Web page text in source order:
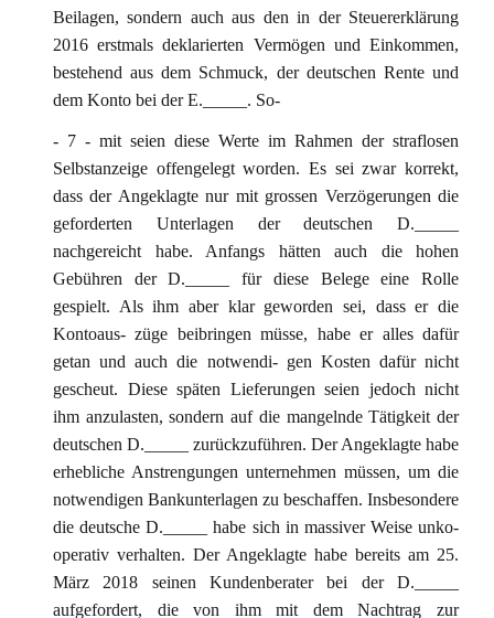
Beilagen, sondern auch aus den in der Steuererklärung
2016 erstmals deklarierten Vermögen und Einkommen,
bestehend aus dem Schmuck, der deutschen Rente und
dem Konto bei der E._____. So-
- 7 - mit seien diese Werte im Rahmen der straflosen
Selbstanzeige offengelegt worden. Es sei zwar korrekt,
dass der Angeklagte nur mit grossen Verzögerungen die
geforderten Unterlagen der deutschen D._____
nachgereicht habe. Anfangs hätten auch die hohen
Gebühren der D._____ für diese Belege eine Rolle
gespielt. Als ihm aber klar geworden sei, dass er die
Kontoaus- züge beibringen müsse, habe er alles dafür
getan und auch die notwendi- gen Kosten dafür nicht
gescheut. Diese späten Lieferungen seien jedoch nicht
ihm anzulasten, sondern auf die mangelnde Tätigkeit der
deutschen D._____ zurückzuführen. Der Angeklagte habe
erhebliche Anstrengungen unternehmen müssen, um die
notwendigen Bankunterlagen zu beschaffen. Insbesondere
die deutsche D._____ habe sich in massiver Weise unko-
operativ verhalten. Der Angeklagte habe bereits am 25.
März 2018 seinen Kundenberater bei der D._____
aufgefordert, die von ihm mit dem Nachtrag zur